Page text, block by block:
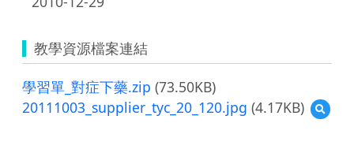
教學資源檔案連結
學習單_對症下藥.zip (73.50KB)
20111003_supplier_tyc_20_120.jpg (4.17KB)
預
覽